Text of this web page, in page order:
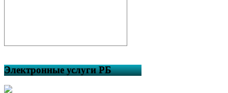
Электронные услуги РБ